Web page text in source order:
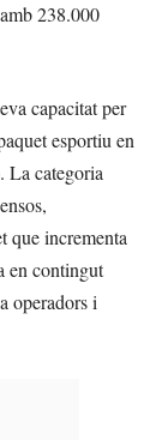
238.000
capacitat per
esportiu en
La categoria
que incrementa
en contingut
operadors i